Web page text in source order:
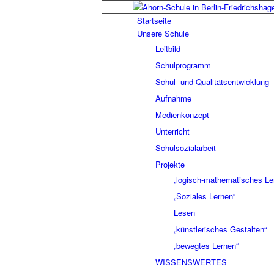
Startseite
Unsere Schule
Leitbild
Schulprogramm
Schul- und Qualitätsentwicklung
Aufnahme
Medienkonzept
Unterricht
Schulsozialarbeit
Projekte
„logisch-mathematisches
„Soziales Lernen“
Lesen
„künstlerisches Gestalten“
„bewegtes Lernen“
WISSENSWERTES